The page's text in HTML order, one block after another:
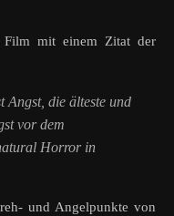
Film mit einem Zitat der
Angst, die älteste und
vor dem
Horror in
und Angelpunkte von